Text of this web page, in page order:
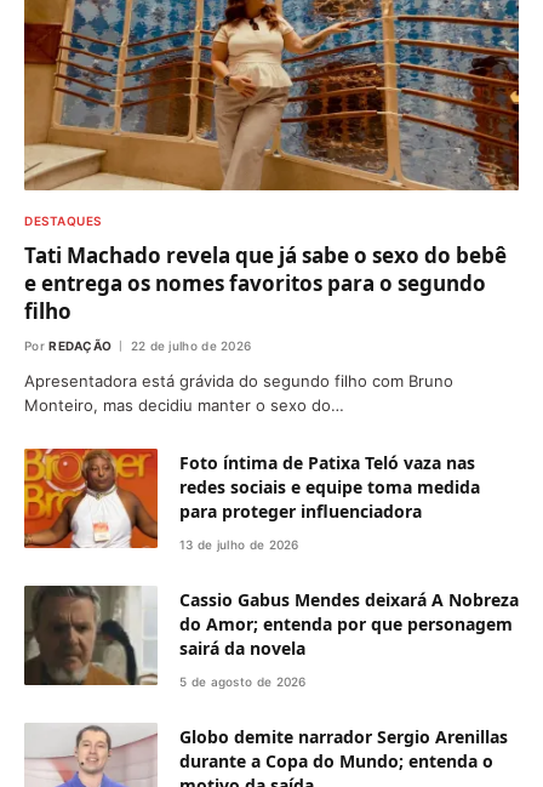
DESTAQUES
Tati Machado revela que já sabe o sexo do bebê
e entrega os nomes favoritos para o segundo
filho
Por REDAÇÃO 22 de julho de 2026
Apresentadora está grávida do segundo filho com Bruno
Monteiro, mas decidiu manter o sexo do…
Foto íntima de Patixa Teló vaza nas
redes sociais e equipe toma medida
para proteger influenciadora
13 de julho de 2026
Cassio Gabus Mendes deixará A Nobreza
do Amor; entenda por que personagem
sairá da novela
5 de agosto de 2026
Globo demite narrador Sergio Arenillas
durante a Copa do Mundo; entenda o